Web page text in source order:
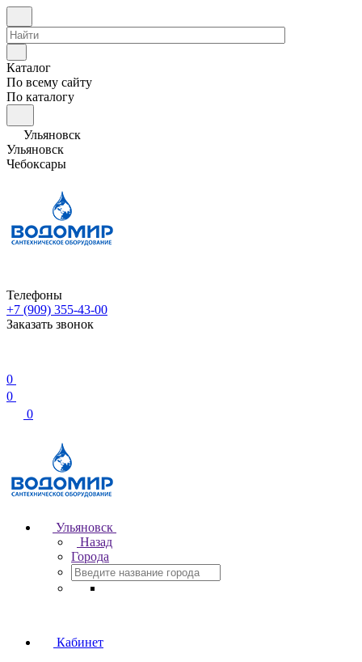
Каталог
По всему сайту
По каталогу
Ульяновск
Ульяновск
Чебоксары
Телефоны
+7 (909) 355-43-00
Заказать звонок
0
0
0
Ульяновск
Назад
Города
Кабинет